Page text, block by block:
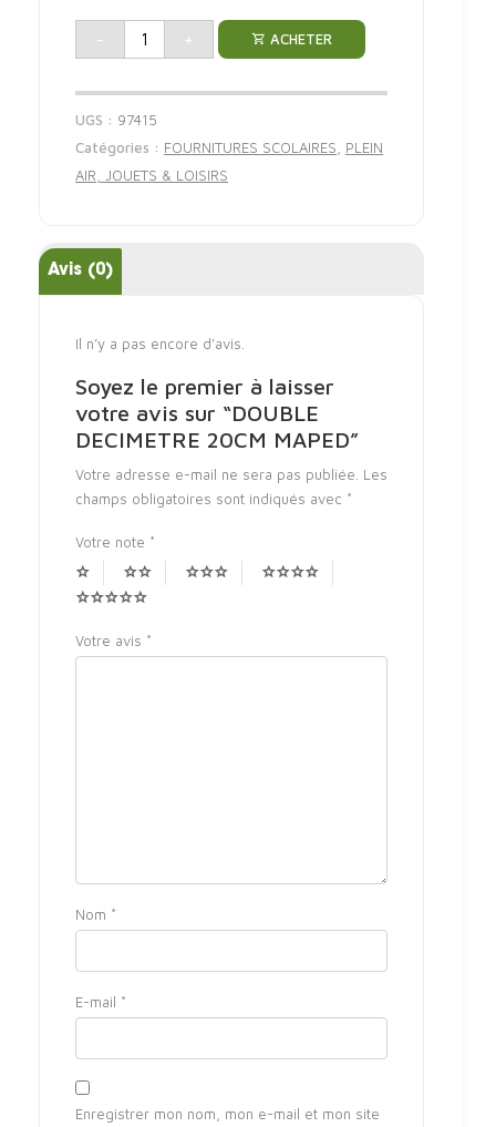
- + ACHETER
UGS : 97415
Catégories : FOURNITURES SCOLAIRES
PLEIN
AIR, JOUETS & LOISIRS
Avis (0)
Il n’y a pas encore d’avis.
Soyez le premier à laisser
votre avis sur “DOUBLE
DECIMETRE 20CM MAPED”
Votre adresse e-mail ne sera pas publiée. Les
champs obligatoires sont indiqués avec *
Votre note *
Votre avis *
Nom *
E-mail *
Enregistrer mon nom, mon e-mail et mon site